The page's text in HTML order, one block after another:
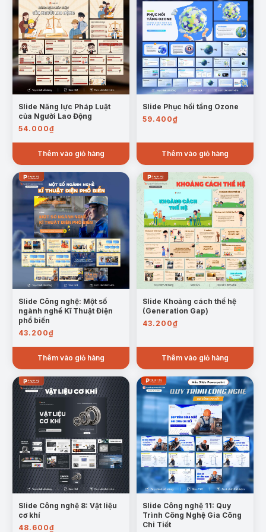
Mẫu trang ý nghĩa của việc chọn đúng nghề
II. Đặc điểm yêu cầu chung của ngành nghề
trong lĩnh vực kỹ thuật công nghệ:Trình bày
các yêu cầu về kiến thức chuyên môn, kỹ
năng thực hành, tư duy sáng tạo và trách
nhiệm nghề nghiệp.
Mẫu trang yêu cầu phẩm chất và năng lục của mỗi ngành
Mẫu trang yêu cầu của nhà tư vấn nông lâm nghiệp và thủy
sản
Trường hợp sử dụng:
Bài giảng hướng nghiệp cho học sinh THCS và
THPT.
Thuyết trình môn Công nghệ hoặc Giáo dục
Slide Năng lực Pháp Luật
của Người Lao Động
54.000₫
Thêm vào giỏ hàng
Slide Phục hồi tầng Ozone
59.400₫
Thêm vào giỏ hàng
Slide Công nghệ: Một số
ngành nghề Kĩ Thuật Điện
phổ biến
43.200₫
Thêm vào giỏ hàng
Slide Khoảng cách thế hệ
(Generation Gap)
43.200₫
Thêm vào giỏ hàng
Slide Công nghệ 8: Vật liệu
cơ khí
48.600₫
Slide Công nghệ 11: Quy
Trình Công Nghệ Gia Công
Chi Tiết